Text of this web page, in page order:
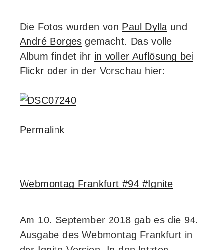
Die Fotos wurden von Paul Dylla und
André Borges gemacht. Das volle
Album findet ihr in voller Auflösung bei
Flickr oder in der Vorschau hier:
Permalink
Webmontag Frankfurt #94 #Ignite
Am 10. September 2018 gab es die 94.
Ausgabe des Webmontag Frankfurt in